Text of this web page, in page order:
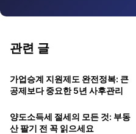
관련 글
가업승계 지원제도 완전정복: 큰
공제보다 중요한 5년 사후관리
양도소득세 절세의 모든 것: 부동
산 팔기 전 꼭 읽으세요